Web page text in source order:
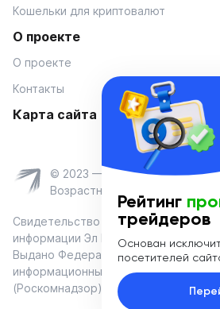
Кошельки для криптовалют
О проекте
О проекте
Контакты
Карта сайта
© 2023 — Coinmania
Возрастное ограничение 16+
Свидетельство о регистрации
информации Эл № ФС 77-74908 от
Выдано Федеральной службой по
информационных технологий и
(Роскомнадзор)
Рейтинг
трейдеров
Основан
посетителей